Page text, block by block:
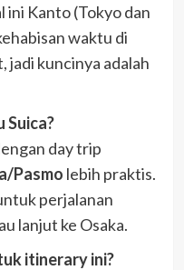
ini Kanto (Tokyo dan
waktu di
jadi kuncinya adalah
Suica?
day trip
Pasmo lebih praktis.
perjalanan
lanjut ke Osaka.
itinerary ini?